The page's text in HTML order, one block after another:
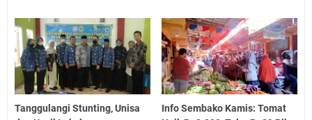
Tanggulangi Stunting, Unisa
Info Sembako Kamis: Tomat